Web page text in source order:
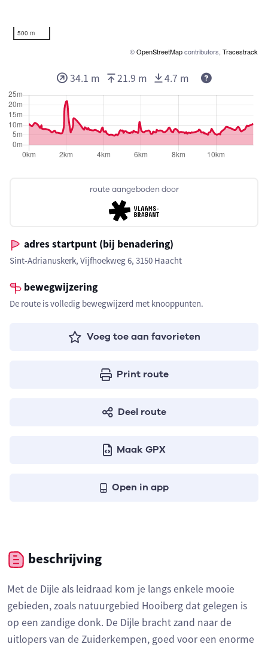
500 m
©OpenStreetMapcontributors, Tracestrack
route aangeboden door
adres startpunt (bij benadering)
Sint-Adrianuskerk, Vijfhoekweg 6, 3150 Haacht
bewegwijzering
De route is volledig bewegwijzerd met knooppunten.
Voeg toe aan favorieten
Print route
Deel route
Maak GPX
Open in app
34.1 m 21.9 m 4.7 m
beschrijving
Met de Dijle als leidraad kom je langs enkele mooie
gebieden, zoals natuurgebied Hooiberg dat gelegen is
op een zandige donk. De Dijle bracht zand naar de
uitlopers van de Zuiderkempen, goed voor een enorme